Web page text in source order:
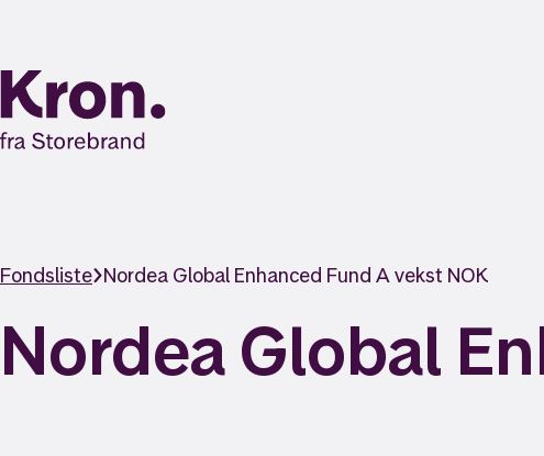
Fondsliste Nordea Global Enhanced Fund A vekst NOK
Nordea Global